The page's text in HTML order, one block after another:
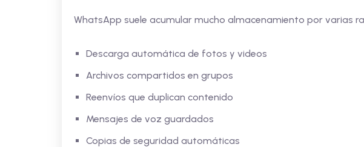
WhatsApp suele acumular mucho almacenamiento por varias
Descarga automática de fotos y videos
Archivos compartidos en grupos
Reenvíos que duplican contenido
Mensajes de voz guardados
Copias de seguridad automáticas